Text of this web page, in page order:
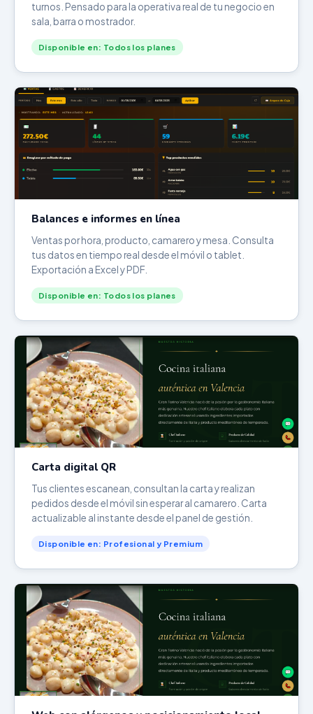
turnos. Pensado para la operativa real de tu negocio en
sala, barra o mostrador.
Disponible en: Todos los planes
Balances e informes en línea
Ventas por hora, producto, camarero y mesa. Consulta
tus datos en tiempo real desde el móvil o tablet.
Exportación a Excel y PDF.
Disponible en: Todos los planes
Carta digital QR
Tus clientes escanean, consultan la carta y realizan
pedidos desde el móvil sin esperar al camarero. Carta
actualizable al instante desde el panel de gestión.
Disponible en: Profesional y Premium